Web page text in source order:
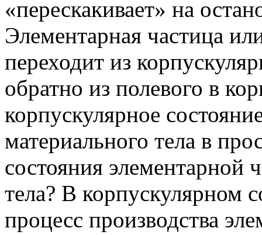
«перескакивает» на
Элементарная частица
переходит из
обратно из полевого в
корпускулярное
материального тела в
состояния элементарной
тела? В корпускулярном
процесс производства